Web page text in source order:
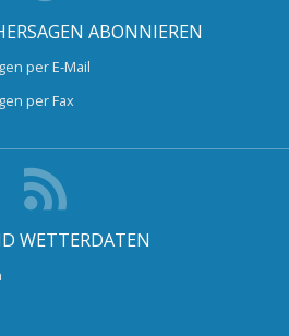
ABONNIEREN
per E-Mail
per Fax
WETTERDATEN